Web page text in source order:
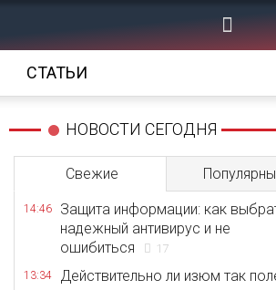
СТАТЬИ
НОВОСТИ СЕГОДНЯ
Свежие
14:46
Защита информации: как
надежный антивирус и не
ошибиться
17
13:34
Действительно ли изюм так